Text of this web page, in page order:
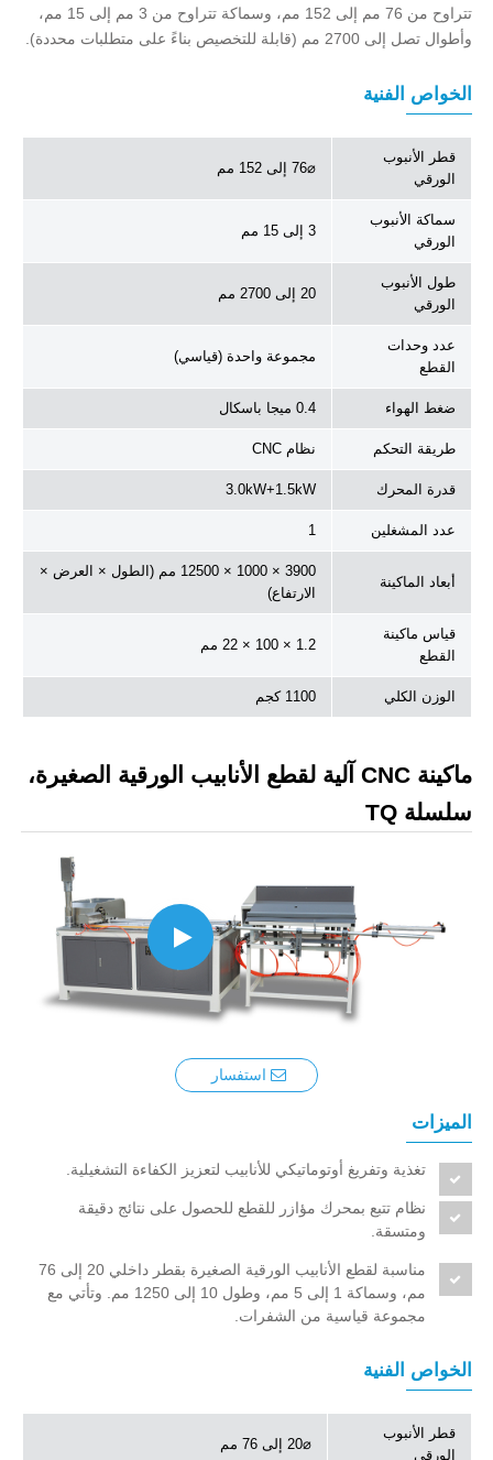
تتراوح من 76 مم إلى 152 مم، وسماكة تتراوح من 3 مم إلى 15 مم،
وأطوال تصل إلى 2700 مم (قابلة للتخصيص بناءً على متطلبات محددة).
الخواص الفنية
قطر الأنبوب
الورقي
⌀76 إلى 152 مم
سماكة الأنبوب
الورقي
3 إلى 15 مم
طول الأنبوب
الورقي
20 إلى 2700 مم
عدد وحدات
القطع
مجموعة واحدة (قياسي)
ضغط الهواء 0.4 ميجا باسكال
طريقة التحكم نظام CNC
قدرة المحرك 3.0kW+1.5kW
عدد المشغلين 1
أبعاد الماكينة
3900 × 1000 × 12500 مم (الطول × العرض ×
الارتفاع)
قياس ماكينة
القطع
1.2 × 100 × 22 مم
الوزن الكلي 1100 كجم
ماكينة CNC آلية لقطع الأنابيب الورقية الصغيرة،
سلسلة TQ
استفسار
الميزات
تغذية وتفريغ أوتوماتيكي للأنابيب لتعزيز الكفاءة التشغيلية.
نظام تتبع بمحرك مؤازر للقطع للحصول على نتائج دقيقة
ومتسقة.
مناسبة لقطع الأنابيب الورقية الصغيرة بقطر داخلي 20 إلى 76
مم، وسماكة 1 إلى 5 مم، وطول 10 إلى 1250 مم. وتأتي مع
مجموعة قياسية من الشفرات.
الخواص الفنية
قطر الأنبوب
الورقي
⌀20 إلى 76 مم